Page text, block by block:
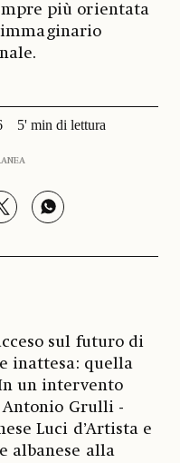
più orientata
5' min di lettura
sul futuro di
inattesa: quella
un intervento
Antonio Grulli -
Luci d’Artista e
albanese alla